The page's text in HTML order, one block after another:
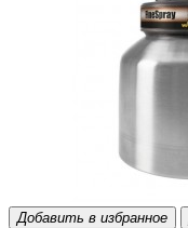
Добавить в избранное